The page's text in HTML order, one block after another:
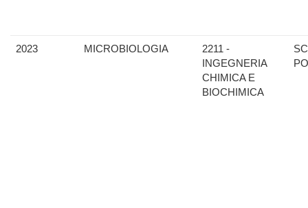
2023 MICROBIOLOGIA
2211 -
INGEGNERIA
CHIMICA E
BIOCHIMICA